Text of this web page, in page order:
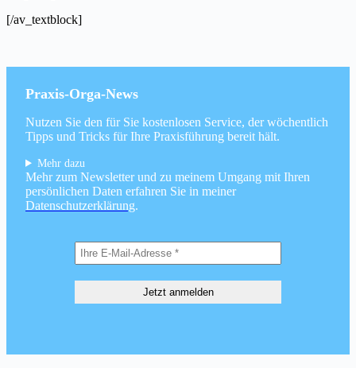
[/av_textblock]
Praxis-Orga-News
Nutzen Sie den für Sie kostenlosen Service, der wöchentlich
Tipps und Tricks für Ihre Praxisführung bereit hält.
Mehr dazu
Mehr zum Newsletter und zu meinem Umgang mit Ihren
persönlichen Daten erfahren Sie in meiner
Datenschutzerklärung.